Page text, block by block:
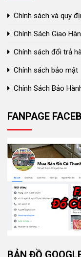
Chính sách và quy
Chính Sách Giao
Chính sách đổi trả
Chính sách bảo mật
Chính Sách Bảo
FANPAGE